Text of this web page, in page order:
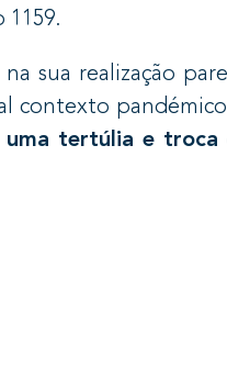
sua realização
contexto
tertúlia e troca